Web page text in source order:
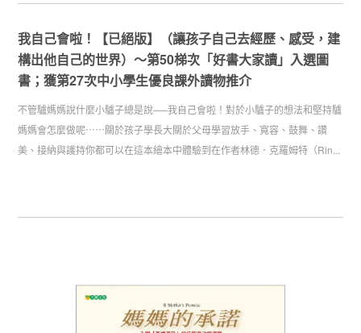
我自己會啦！【已絕版】（讓孩子自己去經歷、感受，建
構出他自己的世界）～第50梯次「好書大家讀」入選圖
書；獲第27次中小學生優良課外讀物推介
不管驢媽媽說什麼小驢子總是說──我自己會啦！對於小驢子的想法和堅持驢
媽媽會怎麼做呢⋯⋯關於孩子學長大關於父母學習放手、寬容、鼓舞、讚
美、接納與護持你都可以在這本繪本中體驗到在作者林德．克羅姆特（Rin...